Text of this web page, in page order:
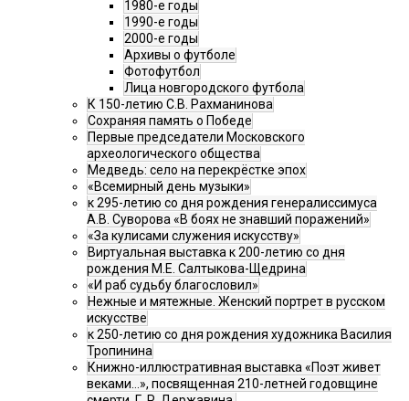
1980-е годы
1990-е годы
2000-е годы
Архивы о футболе
Фотофутбол
Лица новгородского футбола
К 150-летию С.В. Рахманинова
Сохраняя память о Победе
Первые председатели Московского
археологического общества
Медведь: село на перекрёстке эпох
«Всемирный день музыки»
к 295-летию со дня рождения генералиссимуса
А.В. Суворова «В боях не знавший поражений»
«За кулисами служения искусству»
Виртуальная выставка к 200-летию со дня
рождения М.Е. Салтыкова-Щедрина
«И раб судьбу благословил»
Нежные и мятежные. Женский портрет в русском
искусстве
к 250-летию со дня рождения художника Василия
Тропинина
Книжно-иллюстративная выставка «Поэт живет
веками…», посвященная 210-летней годовщине